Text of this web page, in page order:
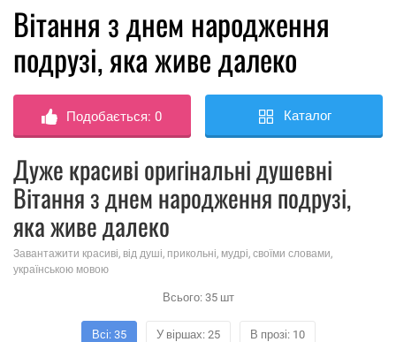
Вітання з днем ​​народження
подрузі, яка живе далеко
Подобається:0 Каталог
Дуже красиві оригінальні душевні
Вітання з днем ​​народження подрузі,
яка живе далеко
Завантажити красиві, від душі, прикольні, мудрі, своїми словами,
українською мовою
Всього: 35шт
Всі: 35 У віршах: 25 В прозі: 10